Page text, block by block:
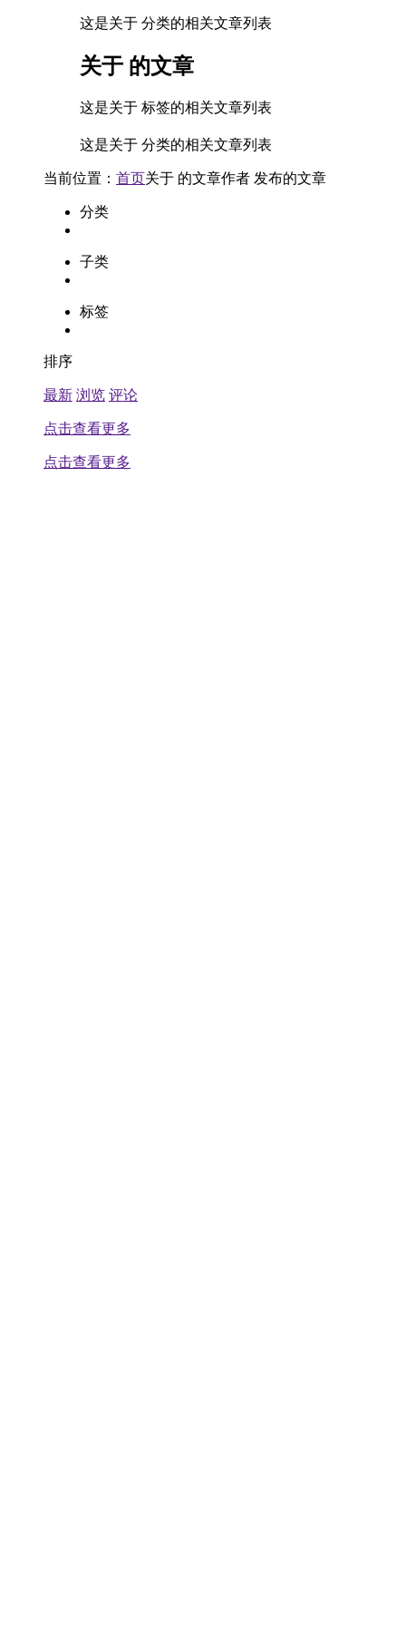
这是关于 分类的相关文章列表
关于 的文章
这是关于 标签的相关文章列表
这是关于 分类的相关文章列表
当前位置： 首页关于 的文章作者 发布的文章
分类
子类
标签
排序
最新 浏览 评论
点击查看更多
点击查看更多